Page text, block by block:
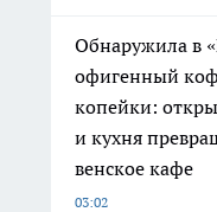
Обнаружила в
офигенный
копейки:
и кухня
венское кафе
03:02